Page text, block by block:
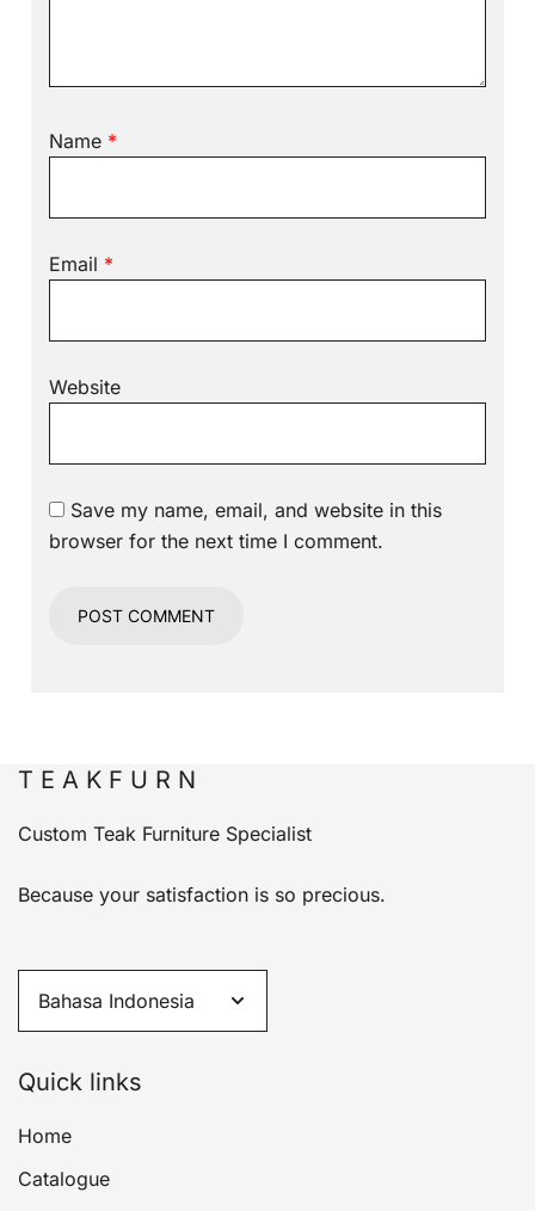
Name *
Email *
Website
Save my name, email, and website in this
browser for the next time I comment.
T E A K F U R N
Custom Teak Furniture Specialist
Because your satisfaction is so precious.
Quick links
Home
Catalogue